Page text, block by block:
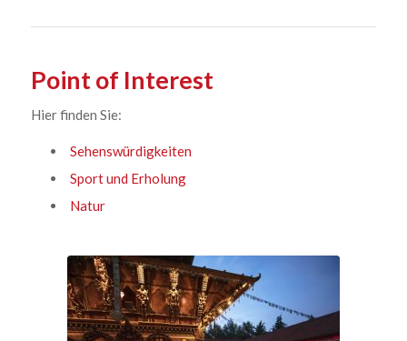
Point of Interest
Hier finden Sie:
Sehenswürdigkeiten
Sport und Erholung
Natur